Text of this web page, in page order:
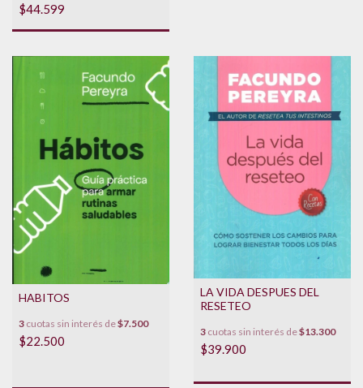
$44.599
HABITOS
3 cuotas sin interés de$7.500
$22.500
LA VIDA DESPUES DEL
RESETEO
3 cuotas sin interés de$13.300
$39.900